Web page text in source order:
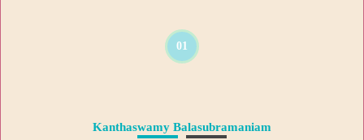
01
Kanthaswamy Balasubramaniam